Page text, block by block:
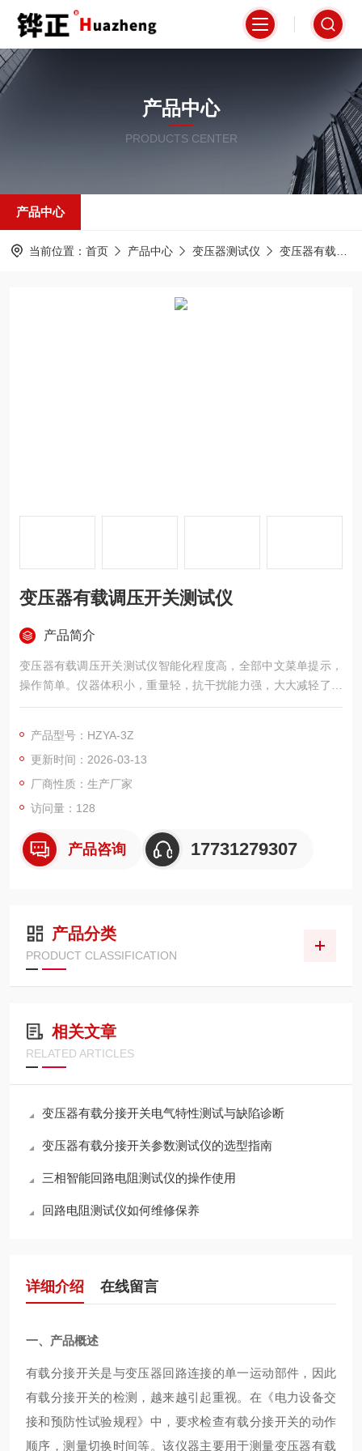
产品中心
PRODUCTS CENTER
产品中心
当前位置： 首页 产品中心 变压器测试仪 变压器有载分接开关测试仪
变压器有载调压开关测试仪
产品简介
变压器有载调压开关测试仪智能化程度高，全部中文菜单提示，
操作简单。仪器体积小，重量轻，抗干扰能力强，大大减轻了现
场工作人员的劳动强度，是发供电单位，变压器制造行业保障安
产品型号：HZYA-3Z
更新时间：2026-03-13
厂商性质：生产厂家
访问量：128
产品咨询 17731279307
产品分类
PRODUCT CLASSIFICATION
相关文章
RELATED ARTICLES
变压器有载分接开关电气特性测试与缺陷诊断
变压器有载分接开关参数测试仪的选型指南
三相智能回路电阻测试仪的操作使用
回路电阻测试仪如何维修保养
详细介绍 在线留言
一、产品概述
有载分接开关是与变压器回路连接的单一运动部件，因此
有载分接开关的检测，越来越引起重视。在《电力设备交
接和预防性试验规程》中，要求检查有载分接开关的动作
顺序，测量切换时间等。该仪器主要用于测量变压器有载